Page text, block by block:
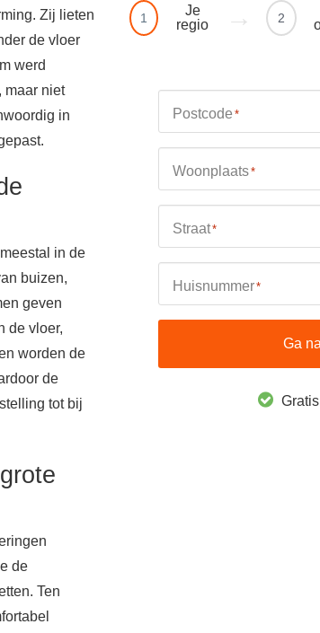
Zij lieten
de vloer
werd
maar niet
in
in de
buizen,
geven
de vloer,
worden de
de
tot bij
de
Ten
1
Je
regio
2
Postcode *
Woonplaats*
Straat*
Huisnummer*
Ga